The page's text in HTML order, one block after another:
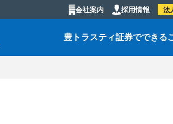
会社案内 採用情報 法
豊トラスティ証券でできる